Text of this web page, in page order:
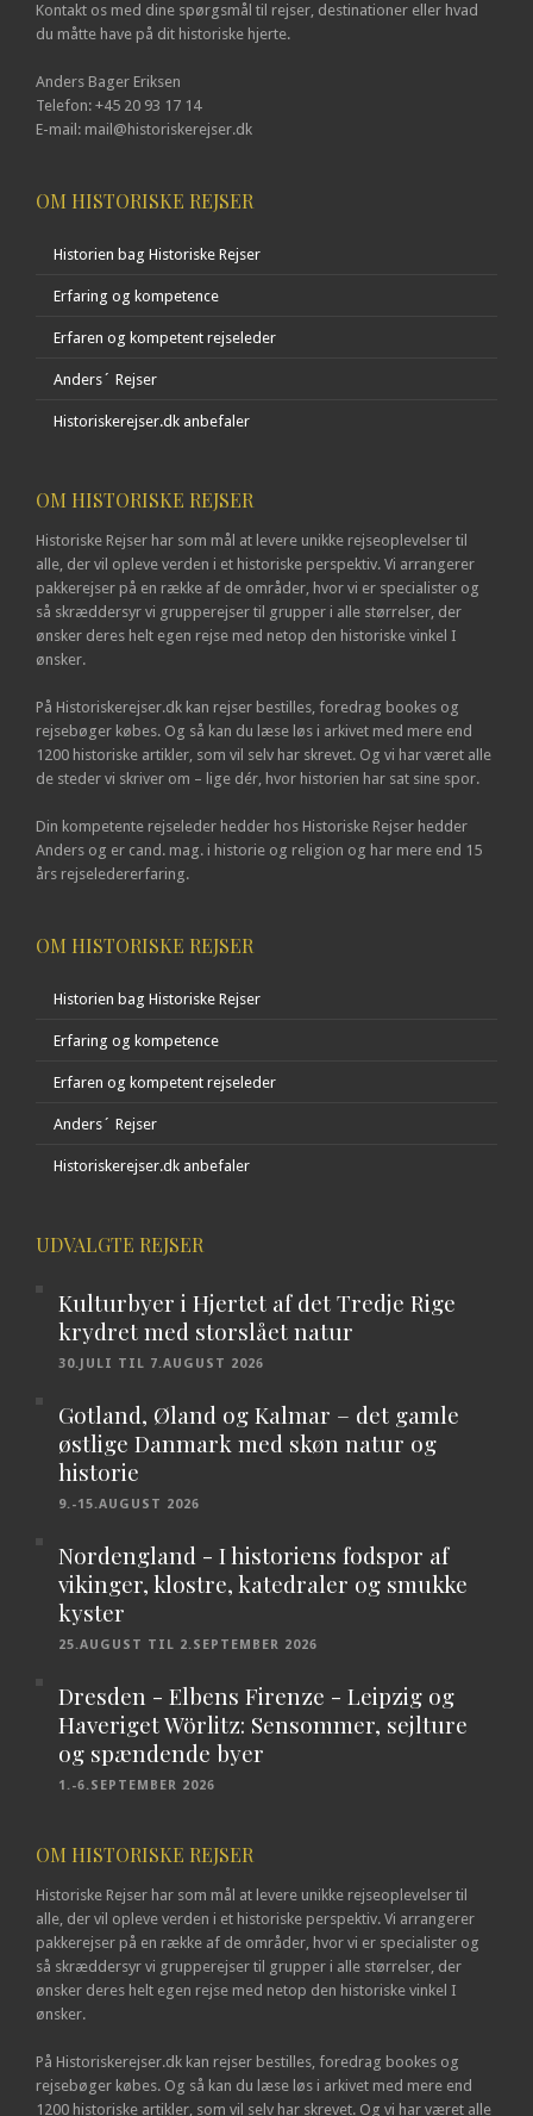
Kontakt os med dine spørgsmål til rejser, destinationer eller hvad
du måtte have på dit historiske hjerte.
Anders Bager Eriksen
Telefon: +45 20 93 17 14
E-mail: mail@historiskerejser.dk
OM HISTORISKE REJSER
Historien bag Historiske Rejser
Erfaring og kompetence
Erfaren og kompetent rejseleder
Anders´ Rejser
Historiskerejser.dk anbefaler
OM HISTORISKE REJSER
Historiske Rejser har som mål at levere unikke rejseoplevelser til
alle, der vil opleve verden i et historiske perspektiv. Vi arrangerer
pakkerejser på en række af de områder, hvor vi er specialister og
så skræddersyr vi grupperejser til grupper i alle størrelser, der
ønsker deres helt egen rejse med netop den historiske vinkel I
ønsker.
På Historiskerejser.dk kan rejser bestilles, foredrag bookes og
rejsebøger købes. Og så kan du læse løs i arkivet med mere end
1200 historiske artikler, som vil selv har skrevet. Og vi har været alle
de steder vi skriver om – lige dér, hvor historien har sat sine spor.
Din kompetente rejseleder hedder hos Historiske Rejser hedder
Anders og er cand. mag. i historie og religion og har mere end 15
års rejseledererfaring.
OM HISTORISKE REJSER
Historien bag Historiske Rejser
Erfaring og kompetence
Erfaren og kompetent rejseleder
Anders´ Rejser
Historiskerejser.dk anbefaler
UDVALGTE REJSER
Kulturbyer i Hjertet af det Tredje Rige
krydret med storslået natur
30.JULI TIL 7.AUGUST 2026
Gotland, Øland og Kalmar – det gamle
østlige Danmark med skøn natur og
historie
9.-15.AUGUST 2026
Nordengland - I historiens fodspor af
vikinger, klostre, katedraler og smukke
kyster
25.AUGUST TIL 2.SEPTEMBER 2026
Dresden - Elbens Firenze - Leipzig og
Haveriget Wörlitz: Sensommer, sejlture
og spændende byer
1.-6.SEPTEMBER 2026
OM HISTORISKE REJSER
Historiske Rejser har som mål at levere unikke rejseoplevelser til
alle, der vil opleve verden i et historiske perspektiv. Vi arrangerer
pakkerejser på en række af de områder, hvor vi er specialister og
så skræddersyr vi grupperejser til grupper i alle størrelser, der
ønsker deres helt egen rejse med netop den historiske vinkel I
ønsker.
På Historiskerejser.dk kan rejser bestilles, foredrag bookes og
rejsebøger købes. Og så kan du læse løs i arkivet med mere end
1200 historiske artikler, som vil selv har skrevet. Og vi har været alle